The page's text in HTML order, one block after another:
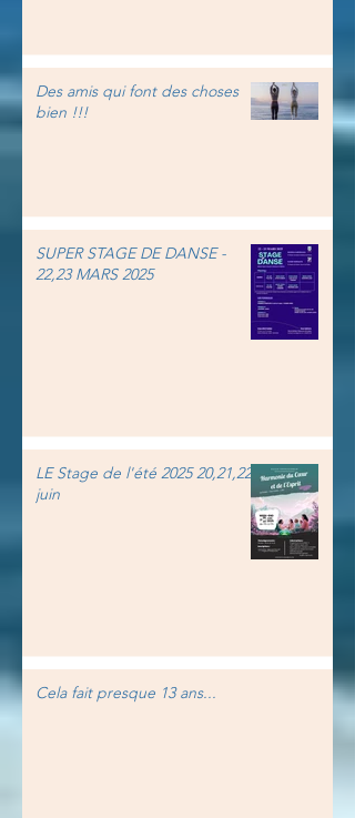
Des amis qui font des choses
bien !!!
SUPER STAGE DE DANSE -
22,23 MARS 2025
LE Stage de l'été 2025 20,21,22
juin
Cela fait presque 13 ans...